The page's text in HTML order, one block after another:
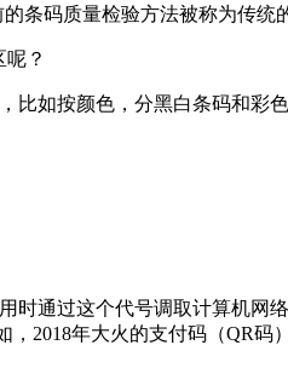
条码质量检验方法被称为传统
？
如按颜色，分黑白条码和彩
通过这个代号调取计算机网
2018年大火的支付码（QR码